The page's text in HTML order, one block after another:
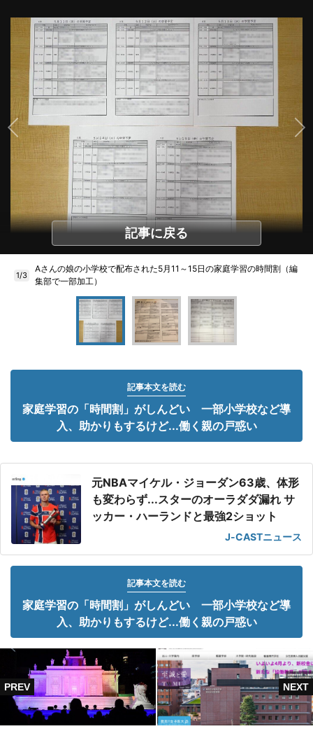
記事に戻る
1/3
Aさんの娘の小学校で配布された5月11～15日の家庭学習の時間割（編
集部で一部加工）
記事本文を読む
家庭学習の「時間割」がしんどい 一部小学校など導
入、助かりもするけど...働く親の戸惑い
元NBAマイケル・ジョーダン63歳、体形
も変わらず...スターのオーラダダ漏れ サ
ッカー・ハーランドと最強2ショット
J-CASTニュース
記事本文を読む
家庭学習の「時間割」がしんどい 一部小学校など導
入、助かりもするけど...働く親の戸惑い